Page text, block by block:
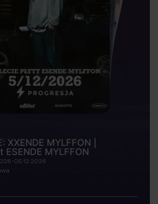
XXENDE MYLFFON |
ESENDE MYLFFON
05.12.2026